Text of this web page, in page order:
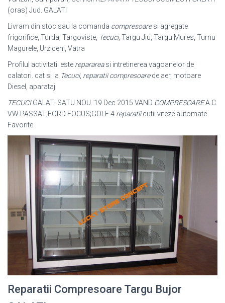
(oras) Jud. GALATI
Livram din stoc sau la comanda compresoaresi agregate
frigorifice, Turda, Targoviste, Tecuci, Targu Jiu, Targu Mures, Turnu
Magurele, Urziceni, Vatra
Profilul activitatii este reparareasi intretinerea vagoanelor de
calatori. cat si la Tecuci, reparatii compresoarede aer, motoare
Diesel, aparataj
TECUCIGALATI SATU NOU. 19 Dec 2015 VAND COMPRESOAREA.C.
VW PASSAT;FORD FOCUS;GOLF 4 reparatiicutii viteze automate.
Favorite.
Reparatii Compresoare Targu Bujor